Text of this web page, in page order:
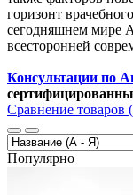
горизонт
сегодняшнем мире
всесторонней
Консультации по
Сравнение товаров
Популярно